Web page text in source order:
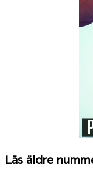
Läs äldre